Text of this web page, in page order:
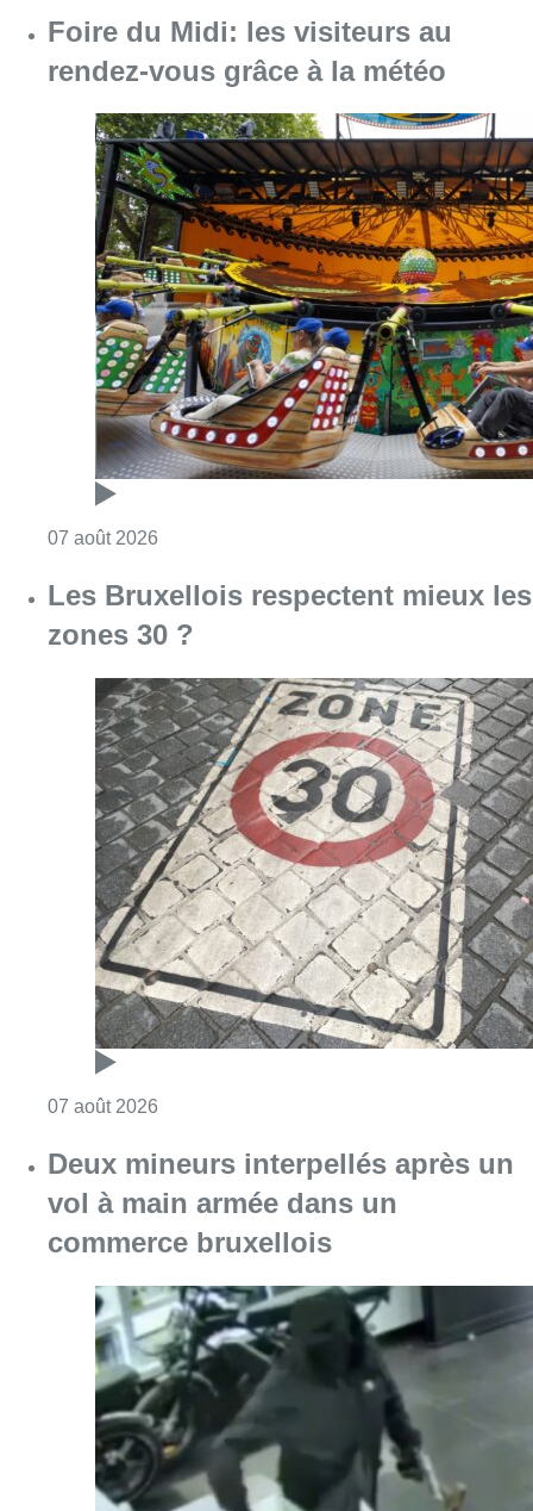
07 août 2026 Consulter l'article "Foire du Midi: les
Les Bruxellois respectent mieux les
zones 30 ?
07 août 2026Consulter l'article "Les Bruxellois
Deux mineurs interpellés après un
vol à main armée dans un
commerce bruxellois
07 août 2026Consulter l'article "Deux mineurs
Partager l'article
Facebook
TwitterWhatsApp
Share